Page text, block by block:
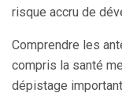
risque accru de
Comprendre les
compris la santé
dépistage